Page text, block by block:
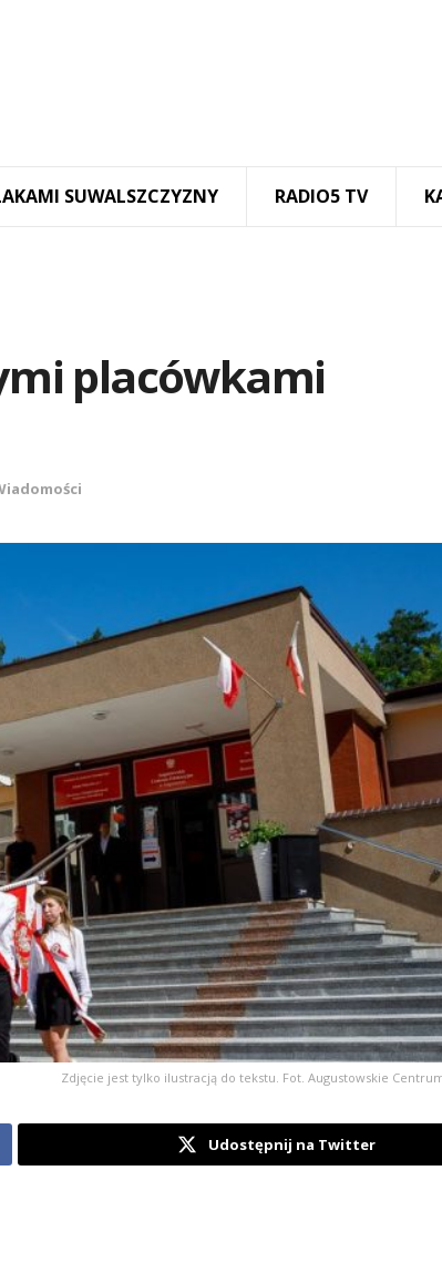
SUWALSZCZYZNY RADIO5 TV
placówkami
Zdjęcie jest tylko ilustracją do tekstu. Fot. Augustowskie
Udostępnij na Twitter